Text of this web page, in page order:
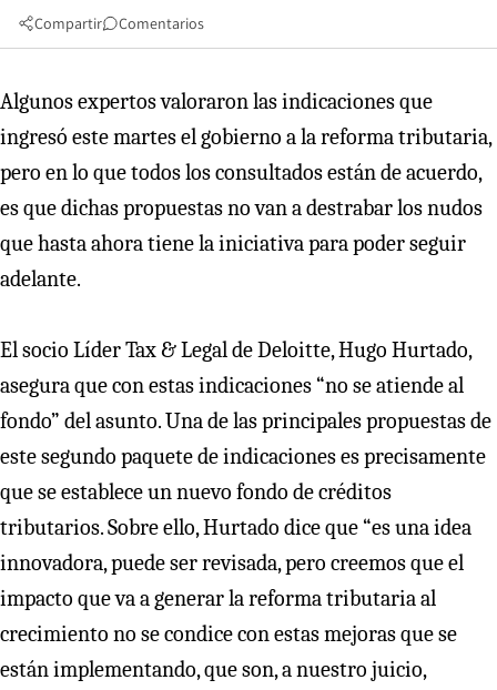
Compartir Comentarios
Algunos expertos valoraron las indicaciones que
ingresó este martes el gobierno a la reforma tributaria,
pero en lo que todos los consultados están de acuerdo,
es que dichas propuestas no van a destrabar los nudos
que hasta ahora tiene la iniciativa para poder seguir
adelante.
El socio Líder Tax & Legal de Deloitte, Hugo Hurtado,
asegura que con estas indicaciones “no se atiende al
fondo” del asunto. Una de las principales propuestas de
este segundo paquete de indicaciones es precisamente
que se establece un nuevo fondo de créditos
tributarios. Sobre ello, Hurtado dice que “es una idea
innovadora, puede ser revisada, pero creemos que el
impacto que va a generar la reforma tributaria al
crecimiento no se condice con estas mejoras que se
están implementando, que son, a nuestro juicio,